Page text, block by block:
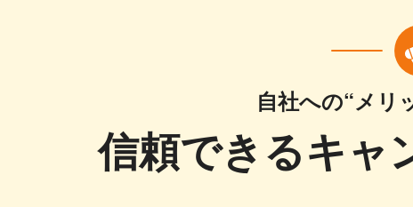
自社への“メリ
信頼できるキャ